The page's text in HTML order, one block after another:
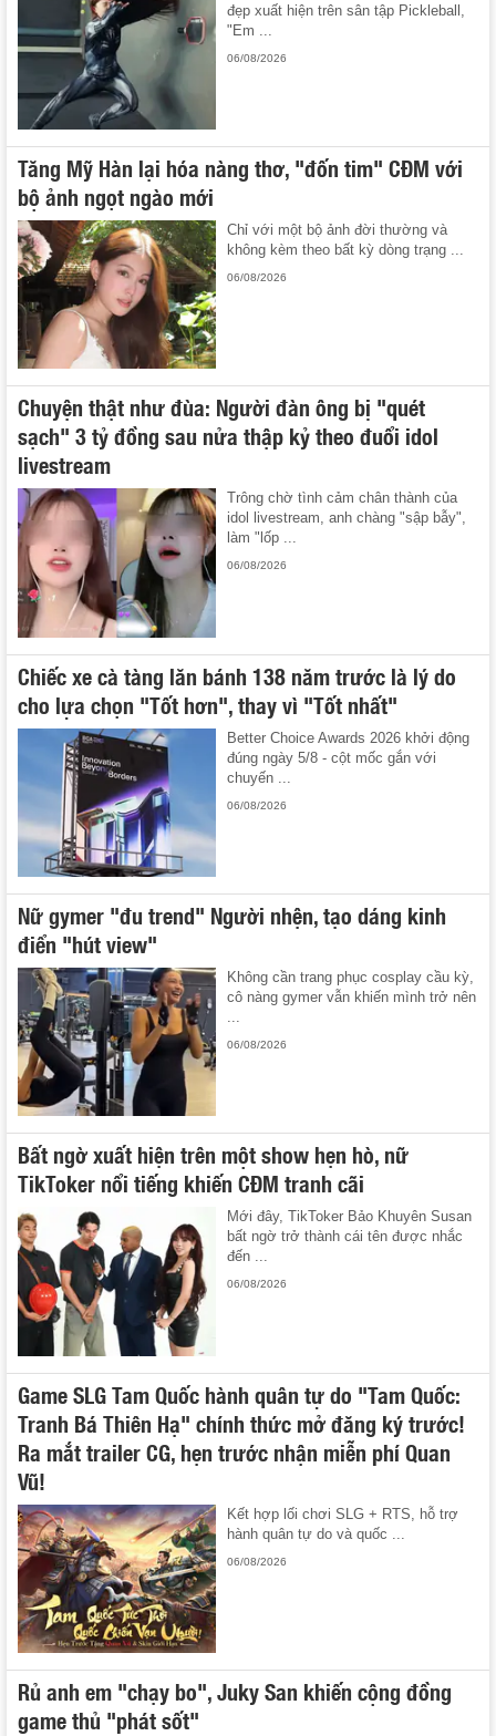
đẹp xuất hiện trên sân tập Pickleball,
"Em ...
06/08/2026
Tăng Mỹ Hàn lại hóa nàng thơ, "đốn tim" CĐM với
bộ ảnh ngọt ngào mới
Chỉ với một bộ ảnh đời thường và
không kèm theo bất kỳ dòng trạng ...
06/08/2026
Chuyện thật như đùa: Người đàn ông bị "quét
sạch" 3 tỷ đồng sau nửa thập kỷ theo đuổi idol
livestream
Trông chờ tình cảm chân thành của
idol livestream, anh chàng "sập bẫy",
làm "lốp ...
06/08/2026
Chiếc xe cà tàng lăn bánh 138 năm trước là lý do
cho lựa chọn "Tốt hơn", thay vì "Tốt nhất"
Better Choice Awards 2026 khởi động
đúng ngày 5/8 - cột mốc gắn với
chuyến ...
06/08/2026
Nữ gymer "đu trend" Người nhện, tạo dáng kinh
điển "hút view"
Không cần trang phục cosplay cầu kỳ,
cô nàng gymer vẫn khiến mình trở nên
...
06/08/2026
Bất ngờ xuất hiện trên một show hẹn hò, nữ
TikToker nổi tiếng khiến CĐM tranh cãi
Mới đây, TikToker Bảo Khuyên Susan
bất ngờ trở thành cái tên được nhắc
đến ...
06/08/2026
Game SLG Tam Quốc hành quân tự do "Tam Quốc:
Tranh Bá Thiên Hạ" chính thức mở đăng ký trước!
Ra mắt trailer CG, hẹn trước nhận miễn phí Quan
Vũ!
Kết hợp lối chơi SLG + RTS, hỗ trợ
hành quân tự do và quốc ...
06/08/2026
Rủ anh em "chạy bo", Juky San khiến cộng đồng
game thủ "phát sốt"